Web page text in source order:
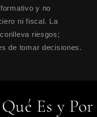
y no
ni fiscal. La
riesgos;
de tomar decisiones.
Es y Por